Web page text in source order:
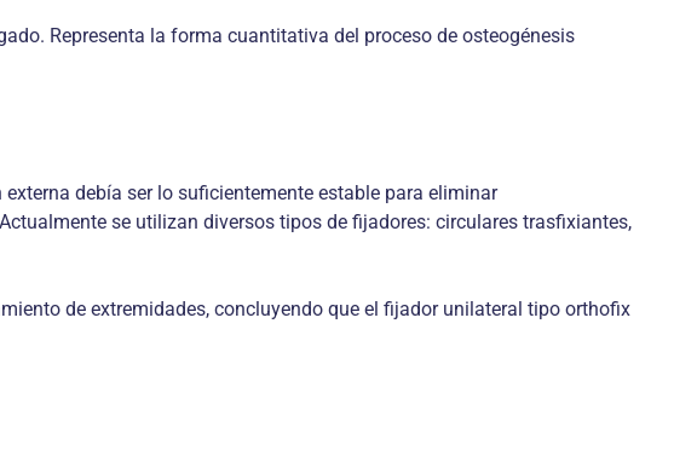
Representa la forma cuantitativa del proceso de osteogénesis
debía ser lo suficientemente estable para eliminar
se utilizan diversos tipos de fijadores: circulares trasfixiantes,
de extremidades, concluyendo que el fijador unilateral tipo orthofix